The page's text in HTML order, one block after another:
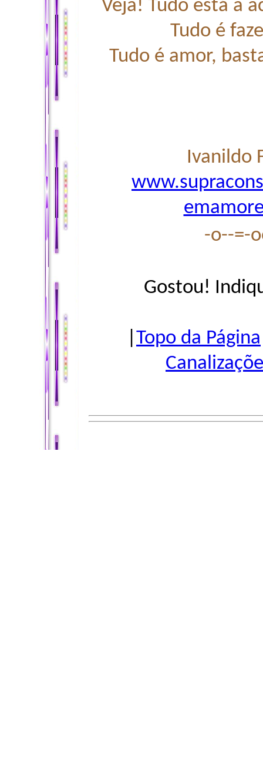
Veja! Tudo está a
Tudo é
Tudo é amor,
Ivanildo
-o--=-
Gostou!
Topo da Página